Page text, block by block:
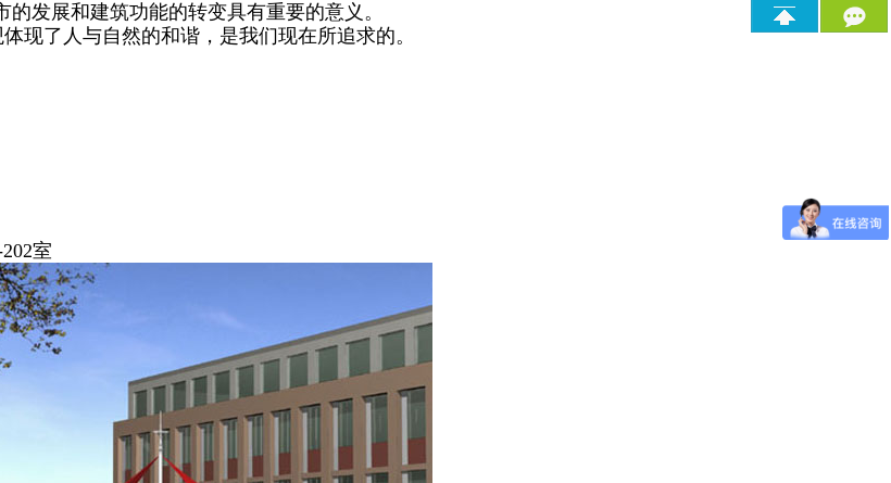
的发展和建筑功能的转变具有重要的意义。
现了人与自然的和谐，是我们现在所追求的。
室